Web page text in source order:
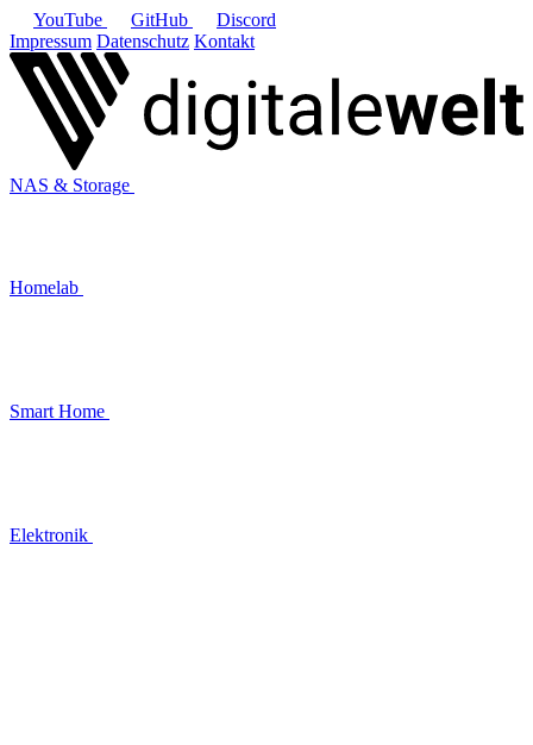
YouTube GitHub
Discord
Impressum Datenschutz Kontakt
NAS & Storage
Homelab
Smart Home
Elektronik